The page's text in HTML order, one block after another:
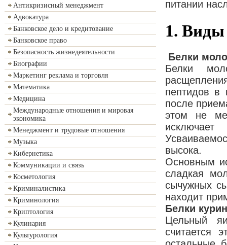
Антикризисный менеджмент
Адвокатура
Банковское дело и кредитование
Банковское право
Безопасность жизнедеятельности
Биографии
Маркетинг реклама и торговля
Математика
Медицина
Международные отношения и мировая
экономика
Менеджмент и трудовые отношения
Музыка
Кибернетика
Коммуникации и связь
Косметология
Криминалистика
Криминология
Криптология
Кулинария
Культурология
питании
1. Виды
Белки
Белки
пептидов в
после
этом не
высока.
Основным
сладкая
сычужных
находит
Белки
Цельный
считается